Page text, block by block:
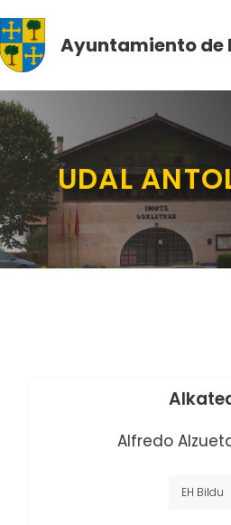
to
contentAyuntamiento de
UDAL
Alfredo
EH Bildu